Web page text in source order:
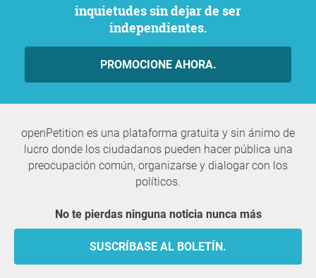
inquietudes sin dejar de ser
independientes.
PROMOCIONE AHORA.
openPetition es una plataforma gratuita y sin ánimo de
lucro donde los ciudadanos pueden hacer pública una
preocupación común, organizarse y dialogar con los
políticos.
No te pierdas ninguna noticia nunca más
SUSCRÍBASE AL BOLETÍN.